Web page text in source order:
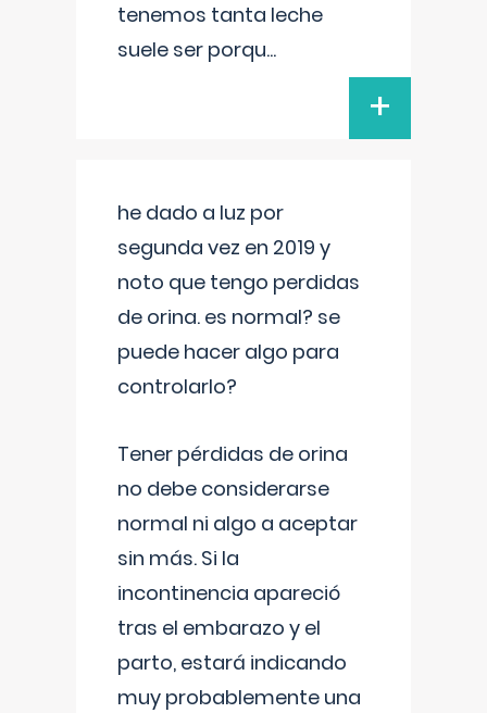
tenemos tanta leche
suele ser porqu...
+
he dado a luz por
segunda vez en 2019 y
noto que tengo perdidas
de orina. es normal? se
puede hacer algo para
controlarlo?
Tener pérdidas de orina
no debe considerarse
normal ni algo a aceptar
sin más. Si la
incontinencia apareció
tras el embarazo y el
parto, estará indicando
muy probablemente una